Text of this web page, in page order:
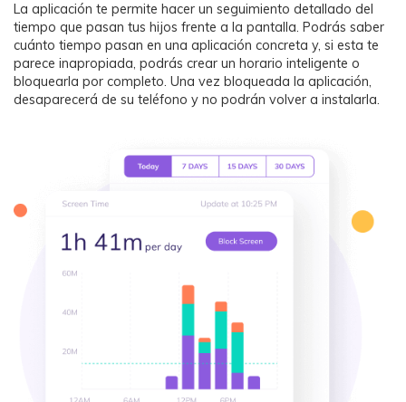
La aplicación te permite hacer un seguimiento detallado del
tiempo que pasan tus hijos frente a la pantalla. Podrás saber
cuánto tiempo pasan en una aplicación concreta y, si esta te
parece inapropiada, podrás crear un horario inteligente o
bloquearla por completo. Una vez bloqueada la aplicación,
desaparecerá de su teléfono y no podrán volver a instalarla.